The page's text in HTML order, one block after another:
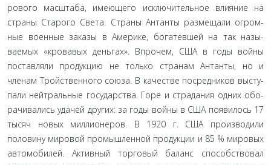
рового масштаба, имеющего исключительное влияние на
страны Старого Света. Страны Антанты размещали огром­
ные военные заказы в Америке, богатевшей на так назы­
ваемых «кровавых деньгах». Впрочем, США в годы войны
поставляли продукцию не только странам Антанты, но и
членам Тройственного союза. В качестве посредников высту­
пали нейтральные государства. Горе и страдания одних обо­
рачивались удачей других: за годы войны в США появилось 17
тысяч новых миллионеров. В 1920 г. США производили
половину мировой промышленной продукции и 85 % миро­вых
автомобилей. Активный торговый баланс способствовал